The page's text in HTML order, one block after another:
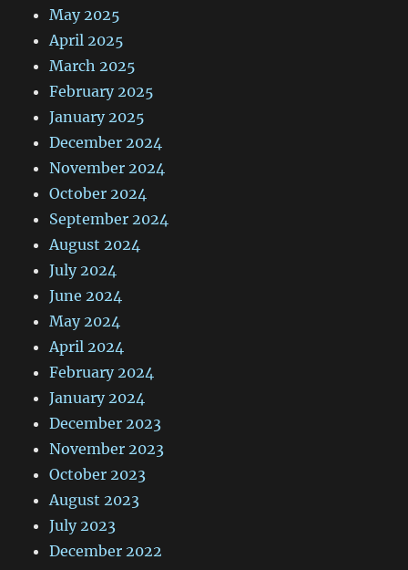
May 2025
April 2025
March 2025
February 2025
January 2025
December 2024
November 2024
October 2024
September 2024
August 2024
July 2024
June 2024
May 2024
April 2024
February 2024
January 2024
December 2023
November 2023
October 2023
August 2023
July 2023
December 2022